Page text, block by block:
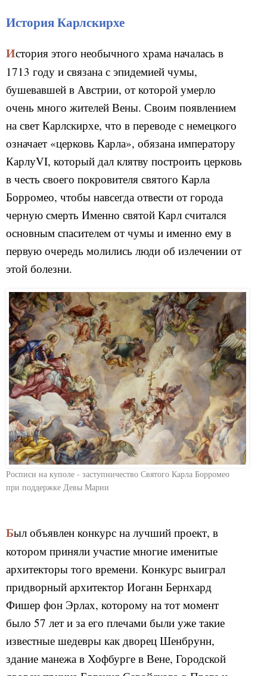
История Карлскирхе
История этого необычного храма началась в
1713 году и связана с эпидемией чумы,
бушевавшей в Австрии, от которой умерло
очень много жителей Вены. Своим появлением
на свет Карлскирхе, что в переводе с немецкого
означает «церковь Карла», обязана императору
КарлуVI, который дал клятву построить церковь
в честь своего покровителя святого Карла
Борромео, чтобы навсегда отвести от города
черную смерть Именно святой Карл считался
основным спасителем от чумы и именно ему в
первую очередь молились люди об излечении от
этой болезни.
Росписи на куполе - заступничество Святого Карла Борромео
при поддержке Девы Марии
Был объявлен конкурс на лучший проект, в
котором приняли участие многие именитые
архитекторы того времени. Конкурс выиграл
придворный архитектор Иоганн Бернхард
Фишер фон Эрлах, которому на тот момент
было 57 лет и за его плечами были уже такие
известные шедевры как дворец Шенбрунн,
здание манежа в Хофбурге в Вене, Городской